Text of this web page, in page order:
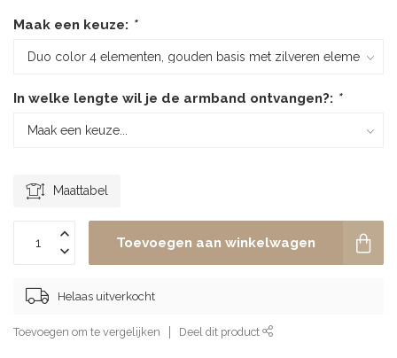
Maak een keuze: *
In welke lengte wil je de armband ontvangen?: *
Maattabel
Toevoegen aan winkelwagen
Helaas uitverkocht
Toevoegen om te vergelijken Deel dit product